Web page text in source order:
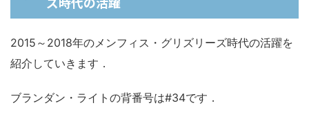
2015～2018年のメンフィス・グリズリーズ時代の活躍を
紹介していきます．
ブランダン・ライトの背番号は#34です．